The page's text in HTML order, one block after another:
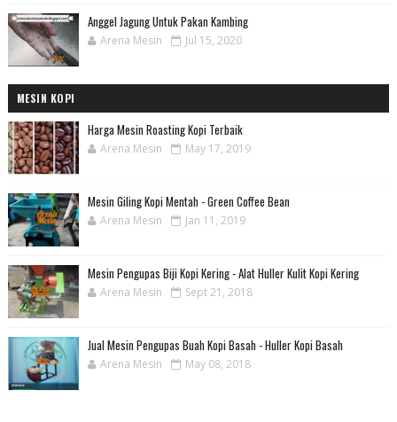
Anggel Jagung Untuk Pakan Kambing
Arena Mesin Jul 15, 2020
MESIN KOPI
Harga Mesin Roasting Kopi Terbaik
Arena Mesin May 17, 2019
Mesin Giling Kopi Mentah - Green Coffee Bean
Arena Mesin Jan 11, 2019
Mesin Pengupas Biji Kopi Kering - Alat Huller Kulit Kopi Kering
Arena Mesin Sept 21, 2018
Jual Mesin Pengupas Buah Kopi Basah - Huller Kopi Basah
Arena Mesin May 08, 2018